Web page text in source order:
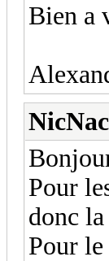
Bien a
NicNac
Pour
donc
Pour